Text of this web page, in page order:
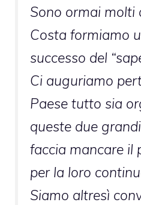
Sono ormai molti
Costa formiamo
successo del
Ci auguriamo
Paese tutto sia
queste due
faccia mancare il
per la loro
Siamo altresì